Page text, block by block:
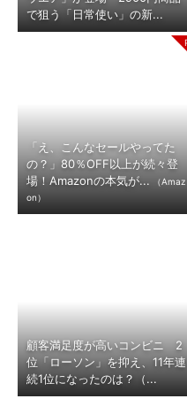
で狙う「日常使い」の新...
「え、こんなセールやってた
の？」80％OFF以上が続々登
場！Amazonの本気が...
（Amaz
on）
顧客満足度が高いコンビニ 2
位「ローソン」を抑え、11年連
続1位になったのは？（...